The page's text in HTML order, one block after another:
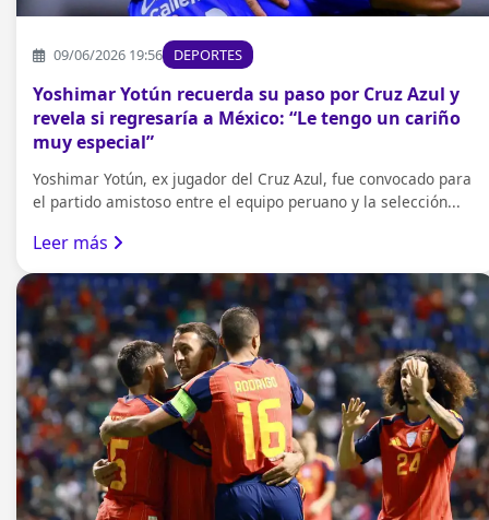
09/06/2026 19:56 DEPORTES
Yoshimar Yotún recuerda su paso por Cruz Azul y
revela si regresaría a México: “Le tengo un cariño
muy especial”
Yoshimar Yotún, ex jugador del Cruz Azul, fue convocado para
el partido amistoso entre el equipo peruano y la selección...
Leer más